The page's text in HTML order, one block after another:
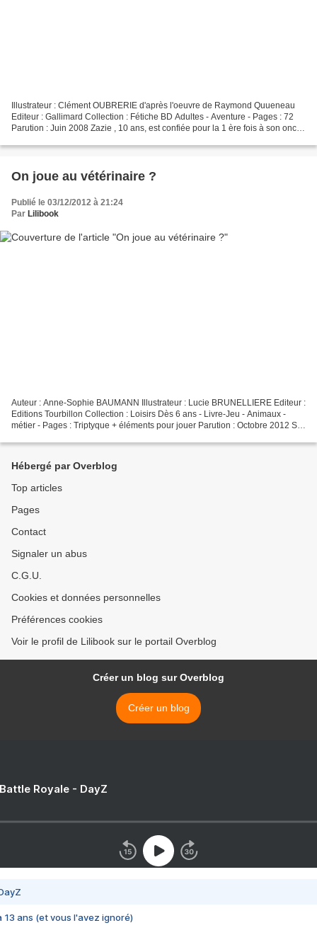
Illustrateur : Clément OUBRERIE d'après l'oeuvre de Raymond Quueneau
Editeur : Gallimard Collection : Fétiche BD Adultes - Aventure - Pages : 72
Parution : Juin 2008 Zazie , 10 ans, est confiée pour la 1 ère fois à son oncle
On joue au vétérinaire ?
Publié le 03/12/2012 à 21:24
Par Lilibook
Auteur : Anne-Sophie BAUMANN Illustrateur : Lucie BRUNELLIERE Editeur :
Editions Tourbillon Collection : Loisirs Dès 6 ans - Livre-Jeu - Animaux -
métier - Pages : Triptyque + éléments pour jouer Parution : Octobre 2012 Si
Hébergé par Overblog
Top articles
Pages
Contact
Signaler un abus
C.G.U.
Cookies et données personnelles
Préférences cookies
Voir le profil de Lilibook sur le portail Overblog
Créer un blog sur Overblog
Créer un blog
Royale - DayZ
13 ans (et vous l'avez ignoré)